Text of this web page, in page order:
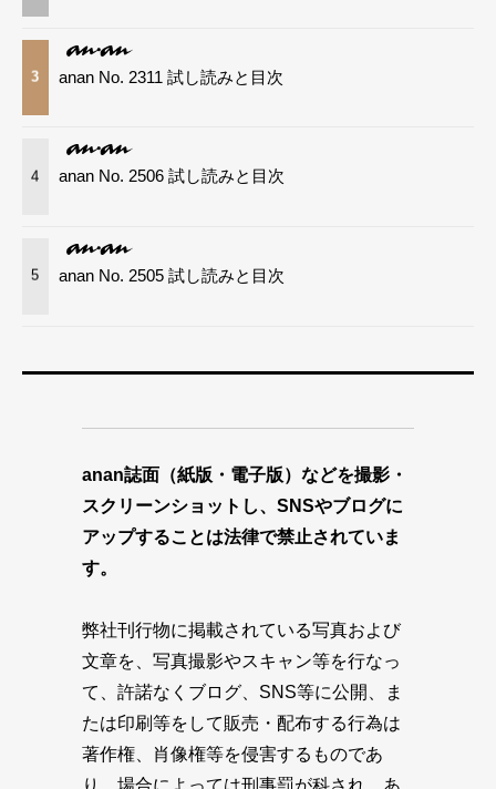
3 anan No. 2311 試し読みと目次
4 anan No. 2506 試し読みと目次
5 anan No. 2505 試し読みと目次
anan誌面（紙版・電子版）などを撮影・
スクリーンショットし、SNSやブログに
アップすることは法律で禁止されていま
す。
弊社刊行物に掲載されている写真および
文章を、写真撮影やスキャン等を行なっ
て、許諾なくブログ、SNS等に公開、ま
たは印刷等をして販売・配布する行為は
著作権、肖像権等を侵害するものであ
り、場合によっては刑事罰が科され、あ